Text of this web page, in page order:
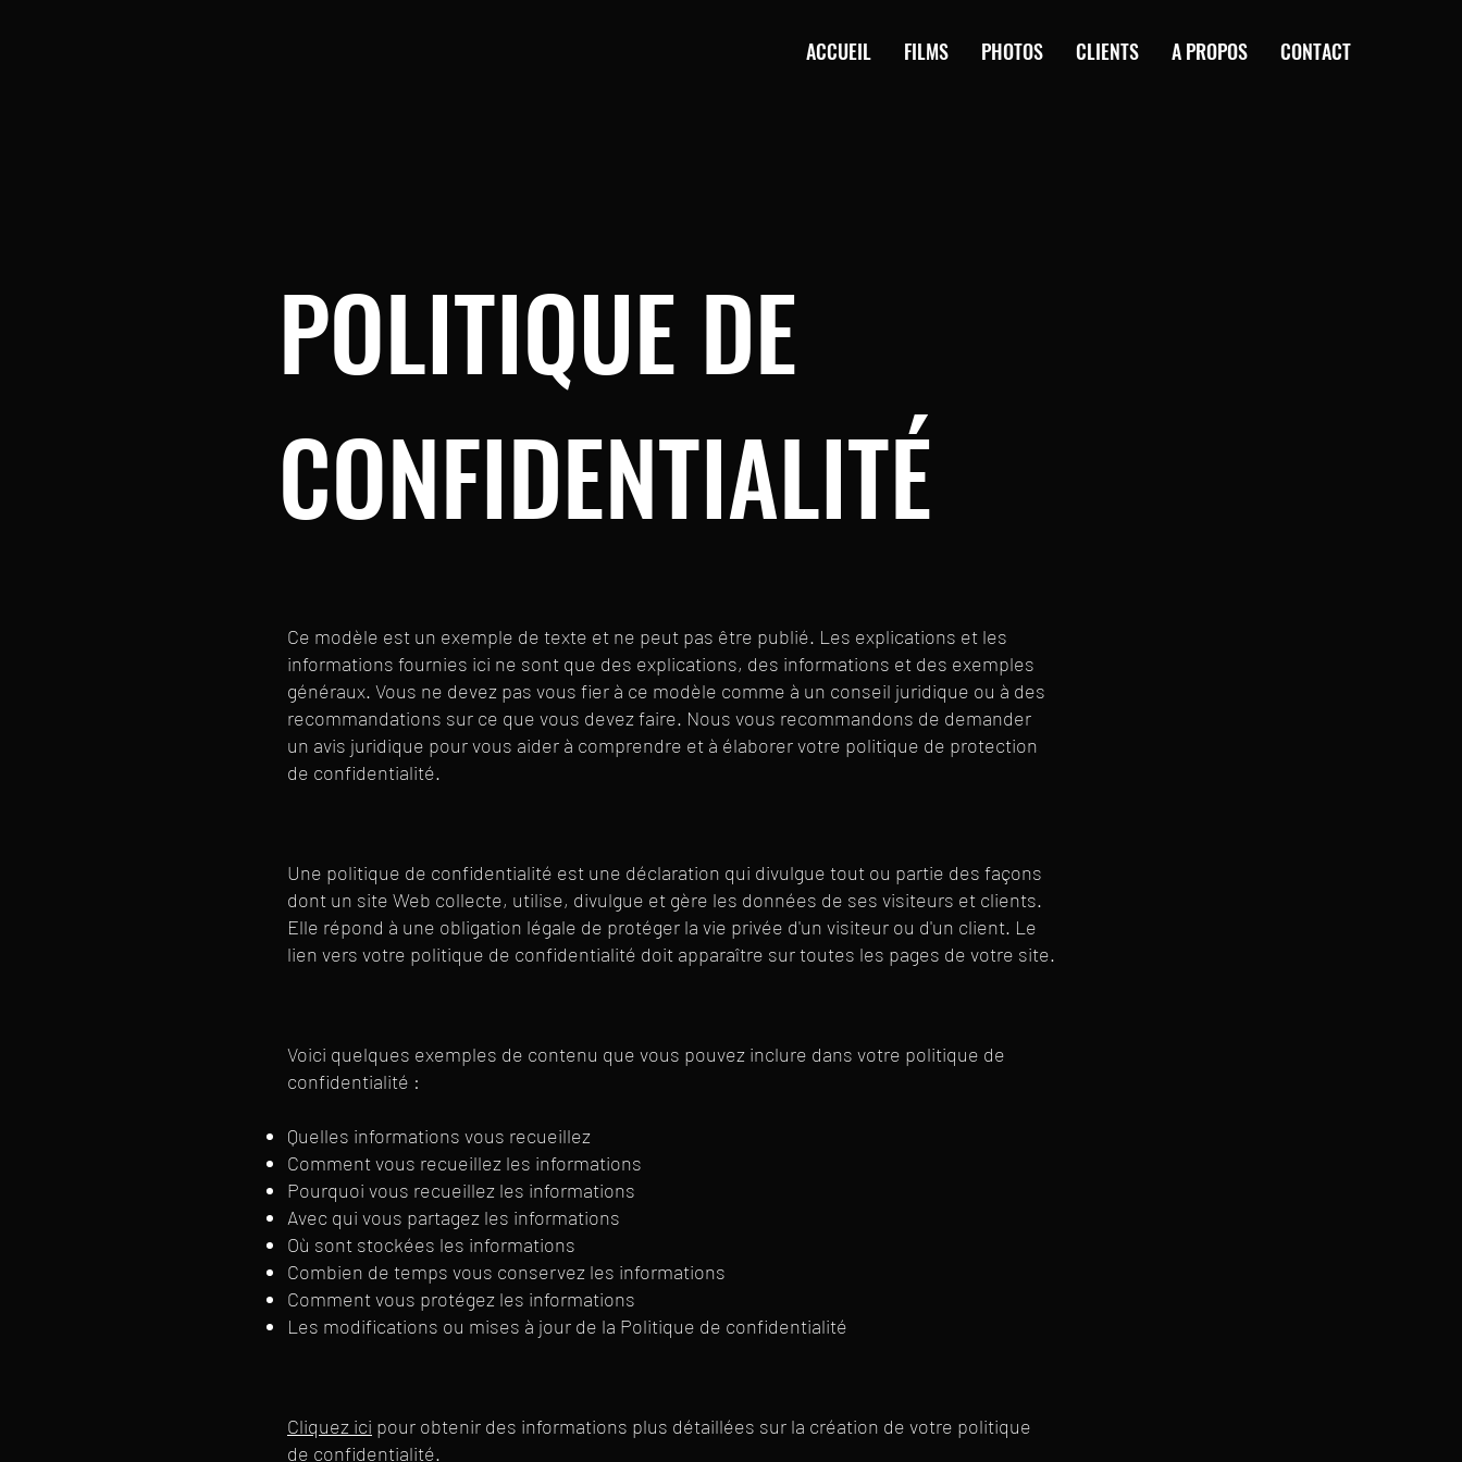
ACCUEIL FILMS PHOTOS CLIENTS A PROPOS CONTACT
POLITIQUE DE
CONFIDENTIALITÉ
Ce modèle est un exemple de texte et ne peut pas être publié. Les explications et les
informations fournies ici ne sont que des explications, des informations et des exemples
généraux. Vous ne devez pas vous fier à ce modèle comme à un conseil juridique ou à des
recommandations sur ce que vous devez faire. Nous vous recommandons de demander
un avis juridique pour vous aider à comprendre et à élaborer votre politique de protection
de confidentialité.
Une politique de confidentialité est une déclaration qui divulgue tout ou partie des façons
dont un site Web collecte, utilise, divulgue et gère les données de ses visiteurs et clients.
Elle répond à une obligation légale de protéger la vie privée d'un visiteur ou d'un client. Le
lien vers votre politique de confidentialité doit apparaître sur toutes les pages de votre site.
Voici quelques exemples de contenu que vous pouvez inclure dans votre politique de
confidentialité :
Quelles informations vous recueillez
Comment vous recueillez les informations
Pourquoi vous recueillez les informations
Avec qui vous partagez les informations
Où sont stockées les informations
Combien de temps vous conservez les informations
Comment vous protégez les informations
Les modifications ou mises à jour de la Politique de confidentialité
Cliquez ici pour obtenir des informations plus détaillées sur la création de votre politique
de confidentialité.